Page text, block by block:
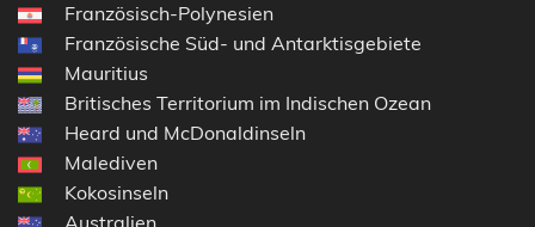
Französisch-Polynesien
Französische Süd- und Antarktisgebiete
Mauritius
Britisches Territorium im Indischen Ozean
Heard und McDonaldinseln
Malediven
Kokosinseln
Australien